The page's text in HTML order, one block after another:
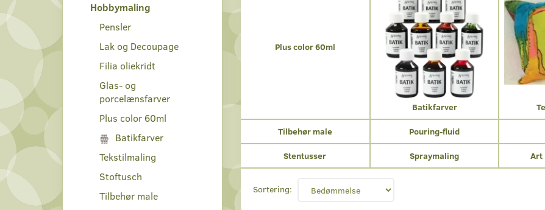
Hobbymaling
Pensler
Lak og Decoupage
Filia oliekridt
Glas- og
porcelænsfarver
Plus color 60ml
Batikfarver
Tekstilmaling
Stoftusch
Tilbehør male
Plus color 60ml
Batikfarver
Tilbehør male Pouring-fluid
Stentusser Spraymaling Art
Sortering: